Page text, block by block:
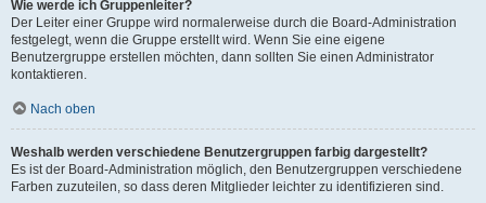
Wie werde ich Gruppenleiter?
Der Leiter einer Gruppe wird normalerweise durch die Board-Administration
festgelegt, wenn die Gruppe erstellt wird. Wenn Sie eine eigene
Benutzergruppe erstellen möchten, dann sollten Sie einen Administrator
kontaktieren.
Nach oben
Weshalb werden verschiedene Benutzergruppen farbig dargestellt?
Es ist der Board-Administration möglich, den Benutzergruppen verschiedene
Farben zuzuteilen, so dass deren Mitglieder leichter zu identifizieren sind.